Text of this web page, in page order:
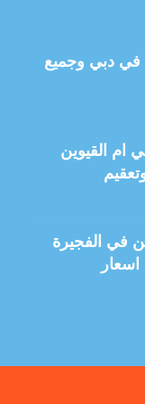
دبي وجميع
ام القيوين
في الفجيرة